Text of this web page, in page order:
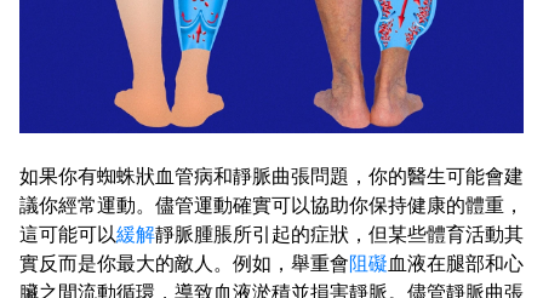
如果你有蜘蛛狀血管病和靜脈曲張問題，你的醫生可能會建
議你經常運動。儘管運動確實可以協助你保持健康的體重，
這可能可以緩解靜脈腫脹所引起的症狀，但某些體育活動其
實反而是你最大的敵人。例如，舉重會阻礙血液在腿部和心
臟之間流動循環，導致血液淤積並損害靜脈。儘管靜脈曲張